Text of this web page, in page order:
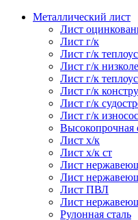
Металлический лист
Лист
Лист г/к
Лист г/к
Лист г/к
Лист г/к
Лист г/к
Лист г/к
Лист г/к
Высокопрочная
Лист х/к
Лист х/к ст
Лист
Лист
Лист ПВЛ
Лист
Рулонная сталь